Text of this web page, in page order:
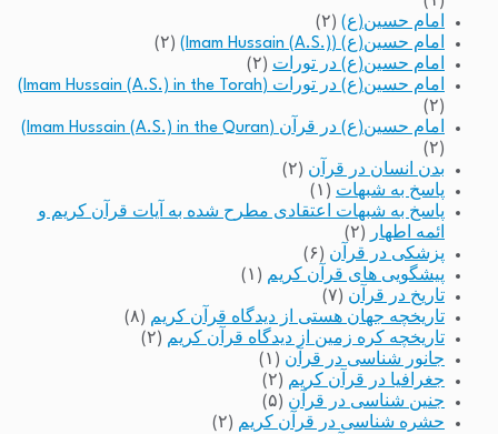
امام حسین(ع) (۲)
امام حسین(ع) (Imam Hussain (A.S.))
(۲)
امام حسین(ع) در تورات (۲)
امام حسین(ع) در تورات (Imam Hussain (A.S.) in the Torah)
(۲)
امام حسین(ع) در قرآن (Imam Hussain (A.S.) in the Quran)
(۲)
بدن انسان در قرآن (۲)
پاسخ به شبهات (۱)
پاسخ به شبهات اعتقادی مطرح شده به آیات قرآن کریم و
ائمه اطهار
(۲)
پزشکی در قرآن (۶)
پیشگویی های قرآن کریم (۱)
تاریخ در قرآن (۷)
تاریخچه جهان هستی از دیدگاه قرآن کریم (۸)
تاریخچه کره زمین از دیدگاه قرآن کریم (۲)
جانور شناسی در قرآن (۱)
جغرافیا در قرآن کریم (۲)
جنین شناسی در قرآن (۵)
حشره شناسی در قرآن کریم (۲)